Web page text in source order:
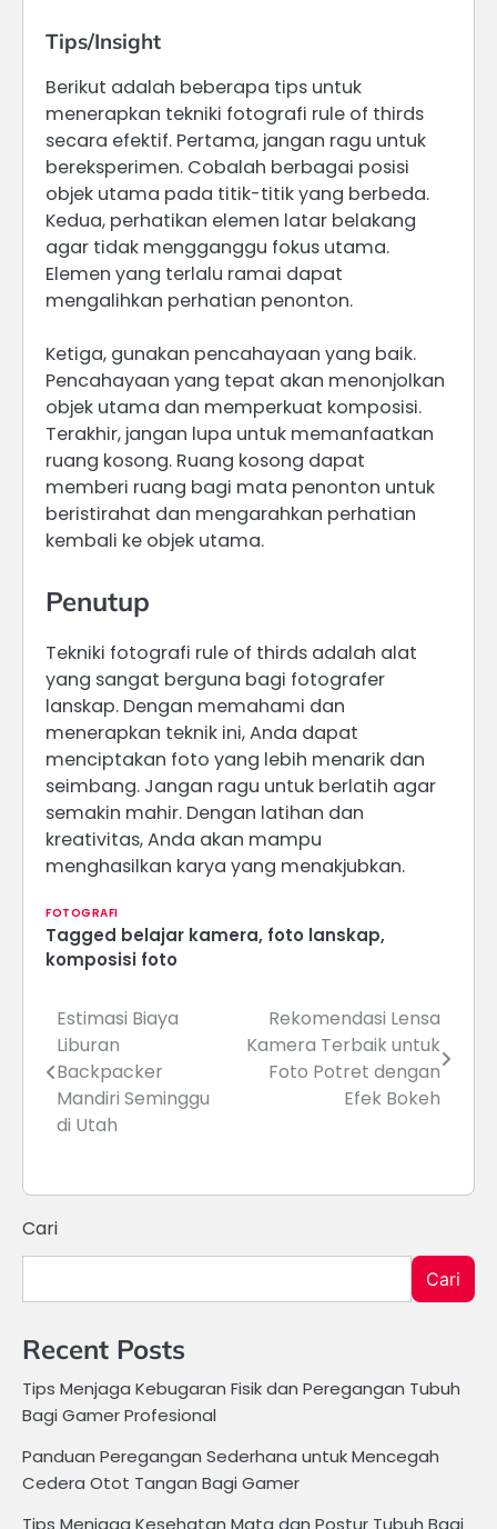
Tips/Insight
Berikut adalah beberapa tips untuk
menerapkan tekniki fotografi rule of thirds
secara efektif. Pertama, jangan ragu untuk
bereksperimen. Cobalah berbagai posisi
objek utama pada titik-titik yang berbeda.
Kedua, perhatikan elemen latar belakang
agar tidak mengganggu fokus utama.
Elemen yang terlalu ramai dapat
mengalihkan perhatian penonton.
Ketiga, gunakan pencahayaan yang baik.
Pencahayaan yang tepat akan menonjolkan
objek utama dan memperkuat komposisi.
Terakhir, jangan lupa untuk memanfaatkan
ruang kosong. Ruang kosong dapat
memberi ruang bagi mata penonton untuk
beristirahat dan mengarahkan perhatian
kembali ke objek utama.
Penutup
Tekniki fotografi rule of thirds adalah alat
yang sangat berguna bagi fotografer
lanskap. Dengan memahami dan
menerapkan teknik ini, Anda dapat
menciptakan foto yang lebih menarik dan
seimbang. Jangan ragu untuk berlatih agar
semakin mahir. Dengan latihan dan
kreativitas, Anda akan mampu
menghasilkan karya yang menakjubkan.
FOTOGRAFI
Tagged belajar kamera, foto lanskap,
komposisi foto
Navigasi
pos
Estimasi Biaya
Liburan
Backpacker
Mandiri Seminggu
di Utah
Rekomendasi Lensa
Kamera Terbaik untuk
Foto Potret dengan
Efek Bokeh
Cari
Cari
Recent Posts
Tips Menjaga Kebugaran Fisik dan Peregangan Tubuh
Bagi Gamer Profesional
Panduan Peregangan Sederhana untuk Mencegah
Cedera Otot Tangan Bagi Gamer
Tips Menjaga Kesehatan Mata dan Postur Tubuh Bagi